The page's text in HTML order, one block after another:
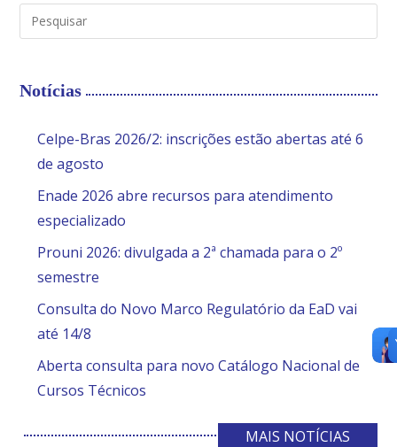
Notícias
Celpe-Bras 2026/2: inscrições estão abertas até 6
de agosto
Enade 2026 abre recursos para atendimento
especializado
Prouni 2026: divulgada a 2ª chamada para o 2º
semestre
Consulta do Novo Marco Regulatório da EaD vai
até 14/8
Aberta consulta para novo Catálogo Nacional de
Cursos Técnicos
MAIS NOTÍCIAS